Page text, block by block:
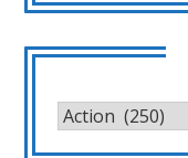
CATÉGORIES